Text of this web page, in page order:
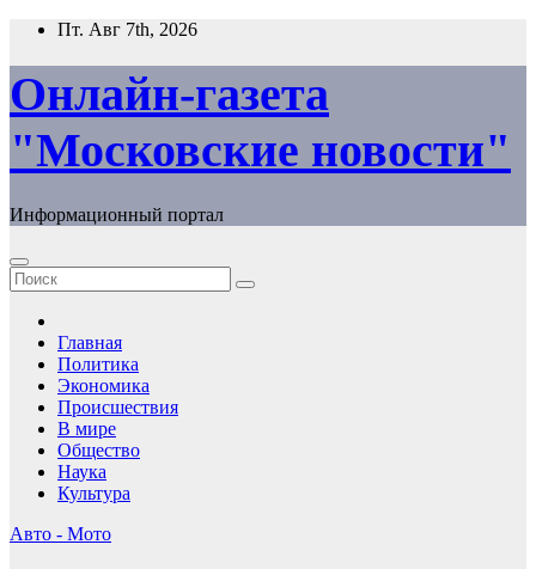
Перейти
содержимому
Пт. Авг 7th, 2026
Онлайн-газета
"Московские новости"
Информационный портал
Главная
Политика
Экономика
Происшествия
В мире
Общество
Наука
Культура
Авто - Мото